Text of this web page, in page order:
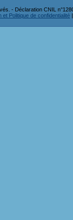
- Déclaration CNIL
Politique de confidentialité